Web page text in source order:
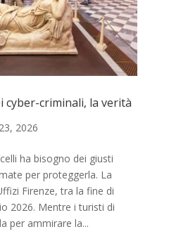
cyber-criminali, la verità
2026
ha bisogno dei giusti
per proteggerla. La
Firenze, tra la fine di
2026. Mentre i turisti di
per ammirare la...